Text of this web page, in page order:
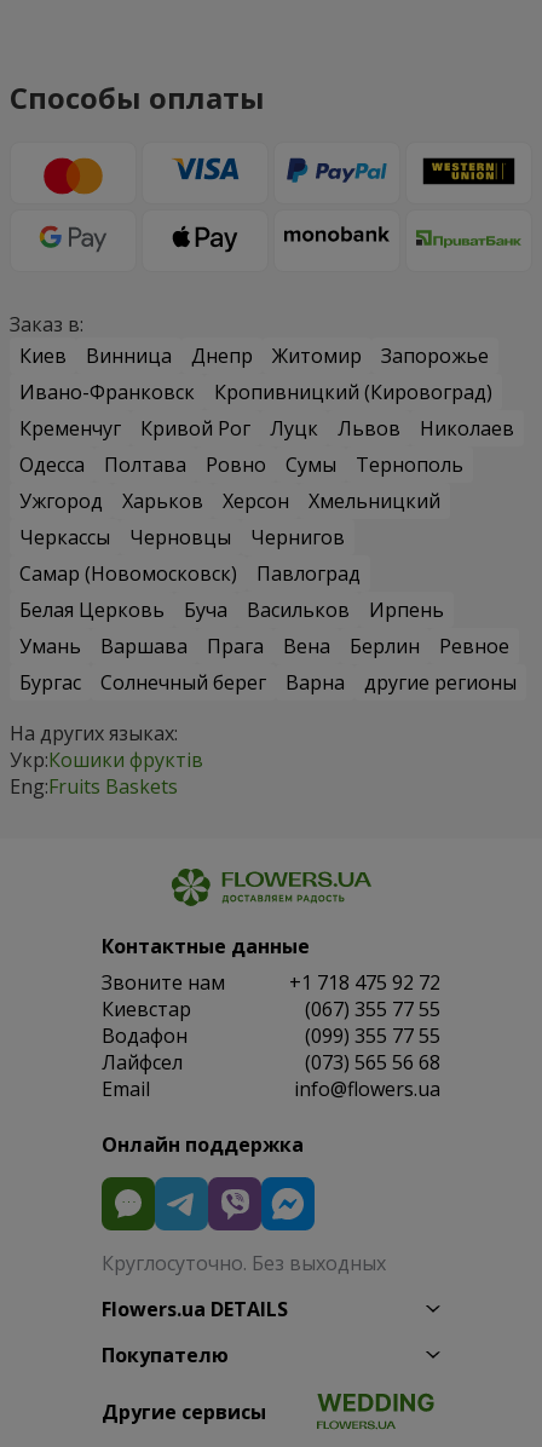
Способы оплаты
Заказ в:
Киев
Винница Днепр Житомир
Запорожье
Ивано-Франковск
Кропивницкий (Кировоград)
Кременчуг
Кривой Рог Луцк Львов
Николаев
Одесса
Полтава Ровно Сумы
Тернополь
Ужгород
Харьков Херсон
Хмельницкий
Черкассы
Черновцы
Чернигов
Самар (Новомосковск)
Павлоград
Белая Церковь
Буча Васильков
Ирпень
Умань
Варшава Прага Вена Берлин
Ревное
Бургас
Солнечный берег Варна
другие регионы
На других языках:
Укр:Кошики фруктів
Eng:Fruits Baskets
Контактные данные
Звоните нам
+1 718 475 92 72
Киевстар
(067) 355 77 55
Водафон
(099) 355 77 55
Лайфсел
(073) 565 56 68
Email
info@flowers.ua
Онлайн поддержка
Круглосуточно. Без выходных
Flowers.ua DETAILS
Покупателю
Другие сервисы